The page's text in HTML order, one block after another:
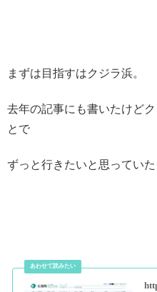
まずは目指すはクジラ浜。
去年の記事にも書いたけど
とで
ずっと行きたいと思っていた